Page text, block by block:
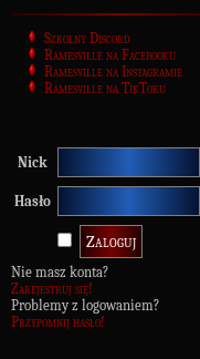
Szkolny Discord
Ramesville na Facebooku
Ramesville na Instagramie
Ramesville na TikToku
Nick
Hasło
Nie masz konta?
Zarejestruj się!
Problemy z logowaniem?
Przypomnij hasło!